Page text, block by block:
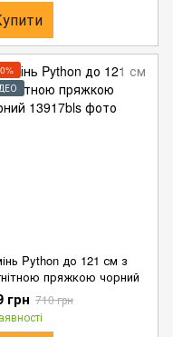
Python до 121 см з
магнітною пряжкою чорний
грн 710 грн